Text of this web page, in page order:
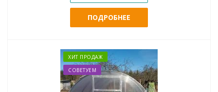
ПОДРОБНЕЕ
ХИТ ПРОДАЖ
СОВЕТУЕМ